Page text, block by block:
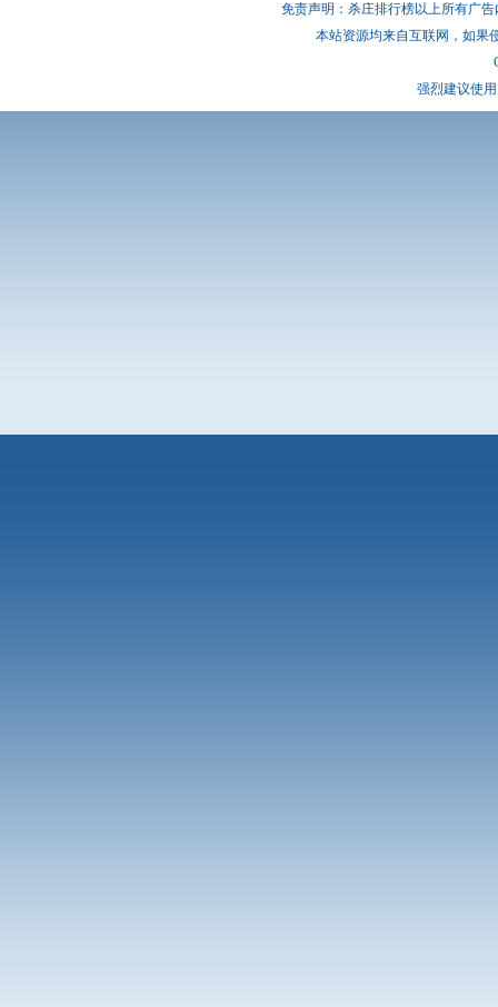
免责声明：杀庄排行榜以上所有广
本站资源均来自互联网，如果
强烈建议使